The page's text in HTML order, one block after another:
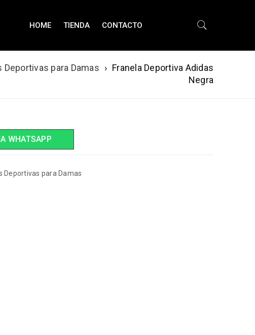
HOME TIENDA CONTACTO
Deportivas para Damas › Franela Deportiva Adidas
Negra
WHATSAPP
Deportivas para Damas